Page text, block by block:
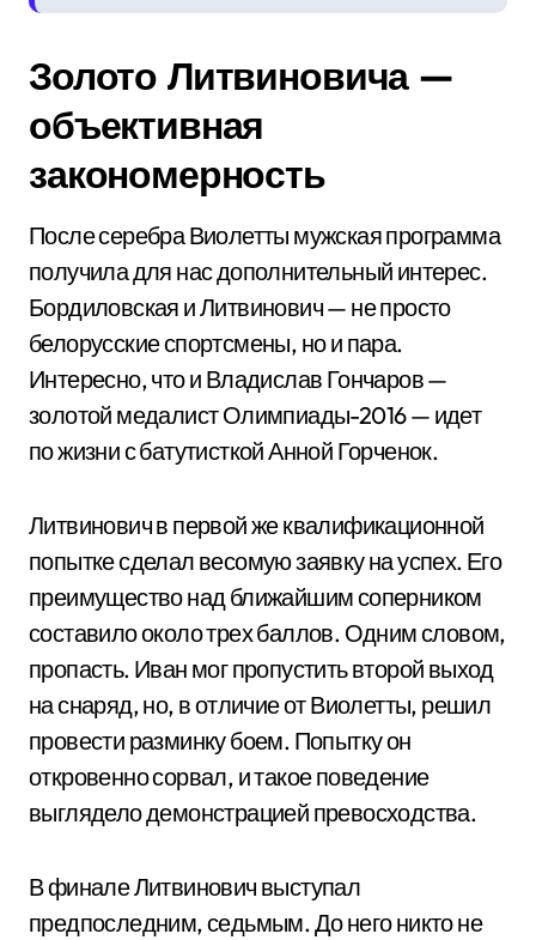
Золото Литвиновича —
объективная
закономерность
После серебра Виолетты мужская программа
получила для нас дополнительный интерес.
Бордиловская и Литвинович — не просто
белорусские спортсмены, но и пара.
Интересно, что и Владислав Гончаров —
золотой медалист Олимпиады-2016 — идет
по жизни с батутисткой Анной Горченок.
Литвинович в первой же квалификационной
попытке сделал весомую заявку на успех. Его
преимущество над ближайшим соперником
составило около трех баллов. Одним словом,
пропасть. Иван мог пропустить второй выход
на снаряд, но, в отличие от Виолетты, решил
провести разминку боем. Попытку он
откровенно сорвал, и такое поведение
выглядело демонстрацией превосходства.
В финале Литвинович выступал
предпоследним, седьмым. До него никто не